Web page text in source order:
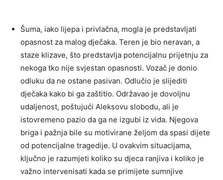
Šuma, iako lijepa i privlačna, mogla je predstavljati
opasnost za malog dječaka. Teren je bio neravan, a
staze klizave, što predstavlja potencijalnu prijetnju za
nekoga tko nije svjestan opasnosti. Vozač je donio
odluku da ne ostane pasivan. Odlučio je slijediti
dječaka kako bi ga zaštitio. Održavao je dovoljnu
udaljenost, poštujući Aleksovu slobodu, ali je
istovremeno pazio da ga ne izgubi iz vida. Njegova
briga i pažnja bile su motivirane željom da spasi dijete
od potencijalne tragedije. U ovakvim situacijama,
ključno je razumjeti koliko su djeca ranjiva i koliko je
važno intervenisati kada se primijete sumnjive